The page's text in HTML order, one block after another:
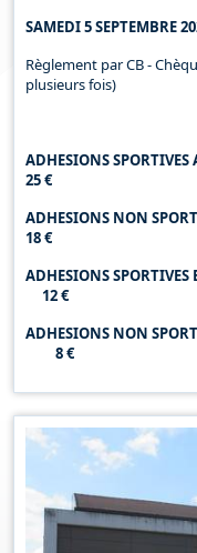
SAMEDI 5 SEPTEMBRE
Règlement par CB -
plusieurs fois)
ADHESIONS
25 €
ADHESIONS
18 €
ADHESIONS
12 €
ADHESIONS NON
8 €